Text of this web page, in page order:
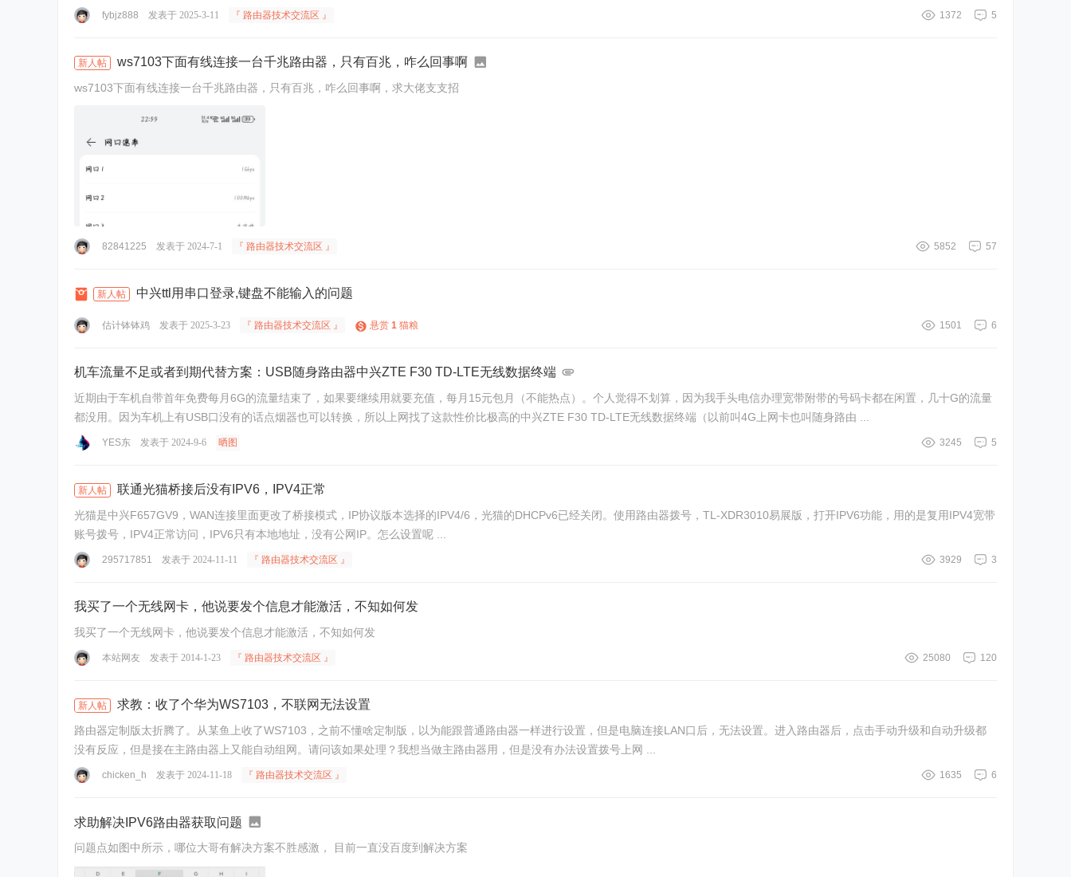
5
1372
fybjz888 发表于 2025-3-11 『 路由器技术交流区 』
新人帖 ws7103下面有线连接一台千兆路由器，只有百兆，咋么回事啊
ws7103下面有线连接一台千兆路由器，只有百兆，咋么回事啊，求大佬支支招
57
5852
82841225 发表于 2024-7-1 『 路由器技术交流区 』
新人帖 中兴ttl用串口登录,键盘不能输入的问题
6
1501
估计钵钵鸡 发表于 2025-3-23 『 路由器技术交流区 』 悬赏 1 猫粮
机车流量不足或者到期代替方案：USB随身路由器中兴ZTE F30 TD-LTE无线数据终端
近期由于车机自带首年免费每月6G的流量结束了，如果要继续用就要充值，每月15元包月（不能热点）。个人觉得不划算，因为我手头电信办理宽带附带的号码卡都在闲置，几十G的流量
都没用。因为车机上有USB口没有的话点烟器也可以转换，所以上网找了这款性价比极高的中兴ZTE F30 TD-LTE无线数据终端（以前叫4G上网卡也叫随身路由 ...
5
3245
YES东 发表于 2024-9-6 晒图
新人帖 联通光猫桥接后没有IPV6，IPV4正常
光猫是中兴F657GV9，WAN连接里面更改了桥接模式，IP协议版本选择的IPV4/6，光猫的DHCPv6已经关闭。使用路由器拨号，TL-XDR3010易展版，打开IPV6功能，用的是复用IPV4宽带
账号拨号，IPV4正常访问，IPV6只有本地地址，没有公网IP。怎么设置呢 ...
3
3929
295717851 发表于 2024-11-11 『 路由器技术交流区 』
我买了一个无线网卡，他说要发个信息才能激活，不知如何发
我买了一个无线网卡，他说要发个信息才能激活，不知如何发
120
25080
本站网友 发表于 2014-1-23 『 路由器技术交流区 』
新人帖 求教：收了个华为WS7103，不联网无法设置
路由器定制版太折腾了。从某鱼上收了WS7103，之前不懂啥定制版，以为能跟普通路由器一样进行设置，但是电脑连接LAN口后，无法设置。进入路由器后，点击手动升级和自动升级都
没有反应，但是接在主路由器上又能自动组网。请问该如果处理？我想当做主路由器用，但是没有办法设置拨号上网 ...
6
1635
chicken_h 发表于 2024-11-18 『 路由器技术交流区 』
求助解决IPV6路由器获取问题
问题点如图中所示，哪位大哥有解决方案不胜感激， 目前一直没百度到解决方案